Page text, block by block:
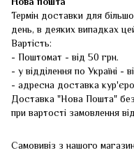
Термін доставки для
день, в деяких випадках
Вартість:
- Поштомат - від 50 грн.
- у відділення по Україні -
- адресна доставка
Доставка "Нова Пошта"
при вартості замовлення
Самовивіз з нашого